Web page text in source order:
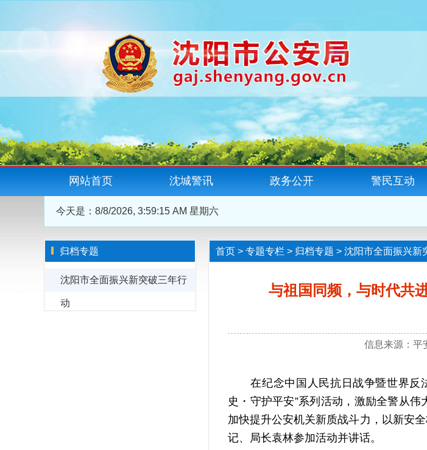
网站首页 沈城警讯 政务公开 警民互动
今天是： 8/8/2026, 3:59:16 AM 星期六
归档专题
沈阳市全面振兴新突破三年行
动
首页 > 专题专栏 > 归档专题 > 沈阳市全面振兴新
与祖国同频，与时代共
信息来源：
在纪念中国人民抗日战争暨世界反
史・守护平安”系列活动，激励全警从
加快提升公安机关新质战斗力，以新安
记、局长袁林参加活动并讲话。